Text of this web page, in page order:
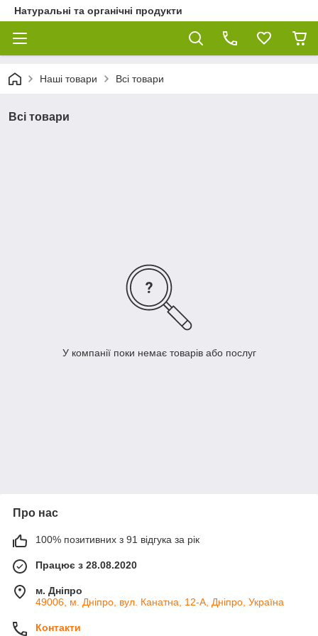
Натуральні та органічні продукти
Наші товари Всі товари
Всі товари
У компанії поки немає товарів або послуг
Про нас
100% позитивних з 91 відгука за рік
Працює з 28.08.2020
м. Дніпро
49006, м. Дніпро, вул. Канатна, 12-А, Дніпро, Україна
Контакти